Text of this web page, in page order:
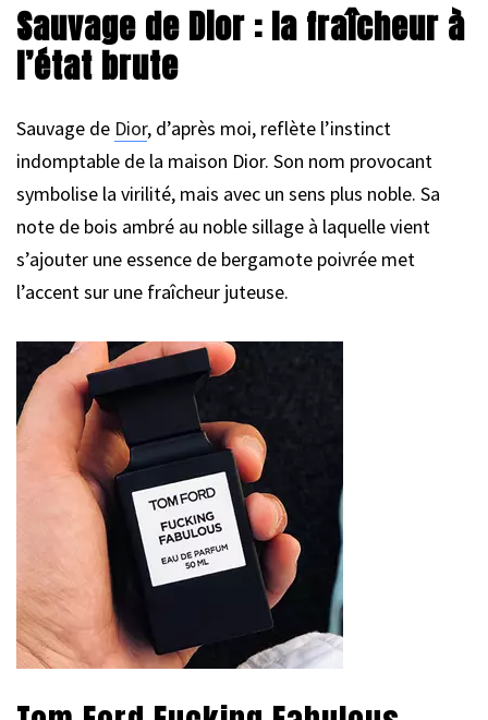
Sauvage de Dior : la fraîcheur à
l’état brute
Sauvage de Dior, d’après moi, reflète l’instinct
indomptable de la maison Dior. Son nom provocant
symbolise la virilité, mais avec un sens plus noble. Sa
note de bois ambré au noble sillage à laquelle vient
s’ajouter une essence de bergamote poivrée met
l’accent sur une fraîcheur juteuse.